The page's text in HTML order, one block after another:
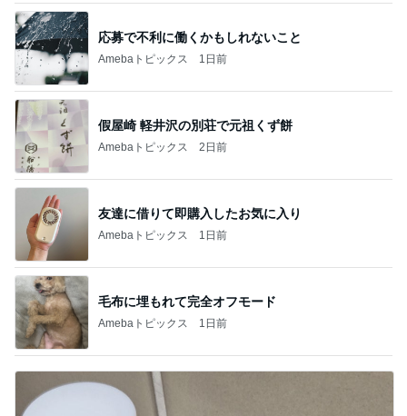
応募で不利に働くかもしれないこと
Amebaトピックス 1日前
假屋崎 軽井沢の別荘で元祖くず餅
Amebaトピックス 2日前
友達に借りて即購入したお気に入り
Amebaトピックス 1日前
毛布に埋もれて完全オフモード
Amebaトピックス 1日前